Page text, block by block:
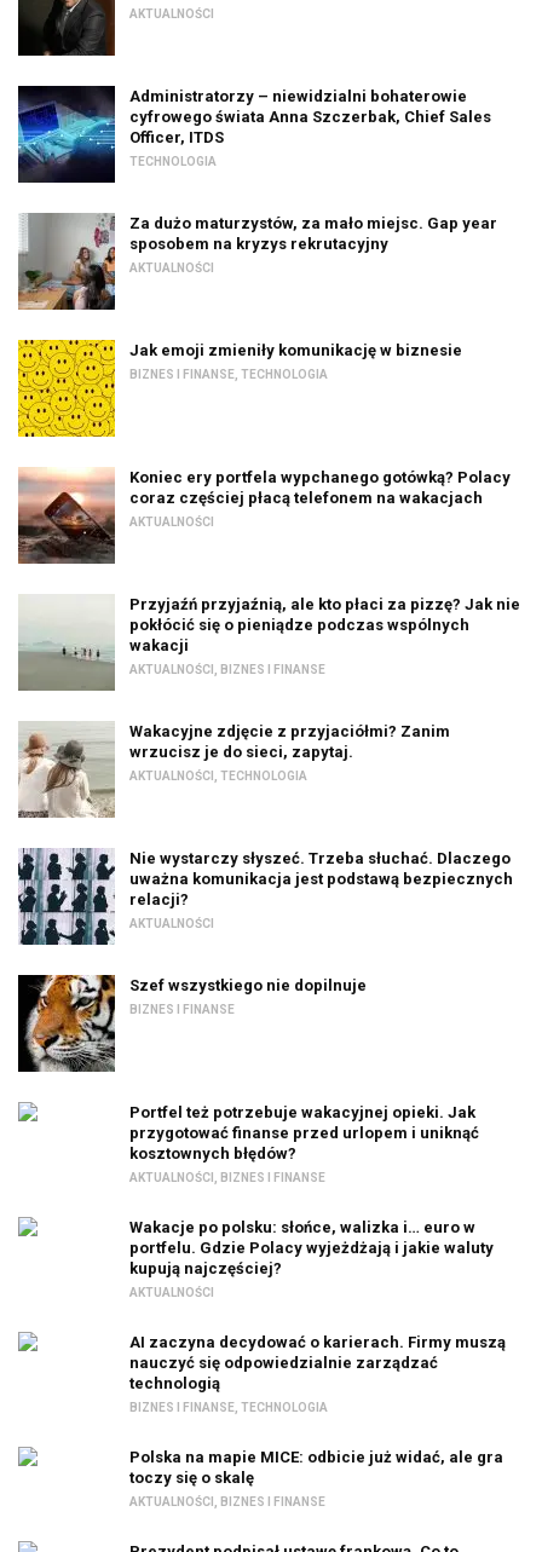
AKTUALNOŚCI
Administratorzy – niewidzialni bohaterowie
cyfrowego świata Anna Szczerbak, Chief Sales
Officer, ITDS
TECHNOLOGIA
Za dużo maturzystów, za mało miejsc. Gap year
sposobem na kryzys rekrutacyjny
AKTUALNOŚCI
Jak emoji zmieniły komunikację w biznesie
BIZNES I FINANSE TECHNOLOGIA
Koniec ery portfela wypchanego gotówką? Polacy
coraz częściej płacą telefonem na wakacjach
AKTUALNOŚCI
Przyjaźń przyjaźnią, ale kto płaci za pizzę? Jak nie
pokłócić się o pieniądze podczas wspólnych
wakacji
AKTUALNOŚCI BIZNES I FINANSE
Wakacyjne zdjęcie z przyjaciółmi? Zanim
wrzucisz je do sieci, zapytaj.
AKTUALNOŚCI TECHNOLOGIA
Nie wystarczy słyszeć. Trzeba słuchać. Dlaczego
uważna komunikacja jest podstawą bezpiecznych
relacji?
AKTUALNOŚCI
Szef wszystkiego nie dopilnuje
BIZNES I FINANSE
Portfel też potrzebuje wakacyjnej opieki. Jak
przygotować finanse przed urlopem i uniknąć
kosztownych błędów?
AKTUALNOŚCI BIZNES I FINANSE
Wakacje po polsku: słońce, walizka i… euro w
portfelu. Gdzie Polacy wyjeżdżają i jakie waluty
kupują najczęściej?
AKTUALNOŚCI
AI zaczyna decydować o karierach. Firmy muszą
nauczyć się odpowiedzialnie zarządzać
technologią
BIZNES I FINANSE TECHNOLOGIA
Polska na mapie MICE: odbicie już widać, ale gra
toczy się o skalę
AKTUALNOŚCI BIZNES I FINANSE